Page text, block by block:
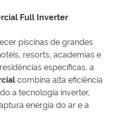
Full Inverter
piscinas de grandes
resorts, academias e
específicas, a
combina alta eficiência
a tecnologia inverter,
energia do ar e a